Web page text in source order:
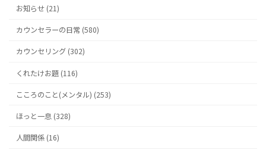
お知らせ (21)
カウンセラーの日常 (580)
カウンセリング (302)
くれたけお題 (116)
こころのこと(メンタル) (253)
ほっと一息 (328)
人間関係 (16)